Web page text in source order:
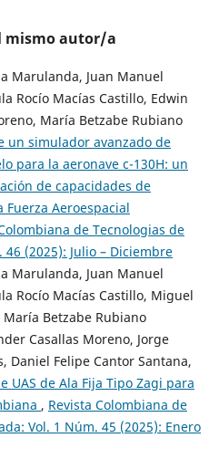
mismo autor/a
Marulanda, Juan Manuel
Rocío Macías Castillo, Edwin
María Betzabe Rubiano
un simulador avanzado de
para la aeronave c-130H: un
de capacidades de
Aeroespacial
de Tecnologias de
46 (2025): Julio – Diciembre
Marulanda, Juan Manuel
Rocío Macías Castillo, Miguel
Betzabe Rubiano
Casallas Moreno, Jorge
Daniel Felipe Cantor Santana,
UAS de Ala Fija Tipo Zagi para
, Revista Colombiana de
Vol. 1 Núm. 45 (2025): Enero